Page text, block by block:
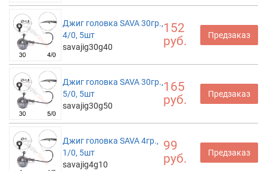
Джиг головка SAVA 30гр.,
4/0, 5шт
savajig30g40
152
руб.
Предзаказ
Джиг головка SAVA 30гр.,
5/0, 5шт
savajig30g50
165
руб.
Предзаказ
Джиг головка SAVA 4гр.,
1/0, 5шт
savajig4g10
99
руб.
Предзаказ